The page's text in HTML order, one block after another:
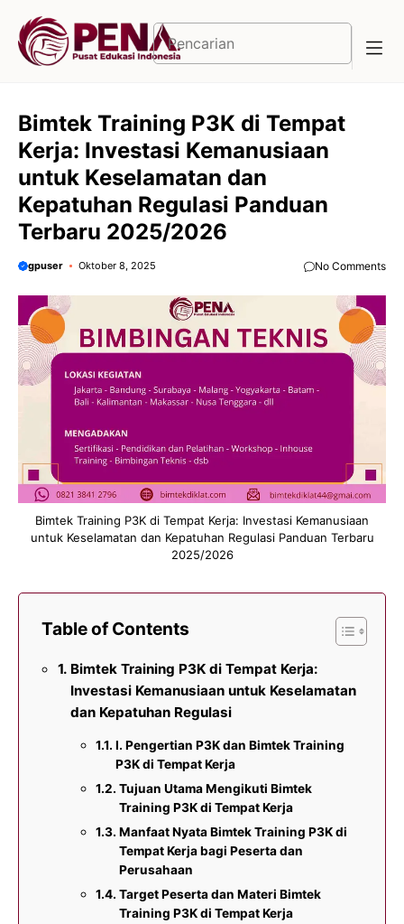
Cari
Bimtek Training P3K di Tempat
Kerja: Investasi Kemanusiaan
untuk Keselamatan dan
Kepatuhan Regulasi Panduan
Terbaru 2025/2026
gpuser Oktober 8, 2025 No Comments
Bimtek Training P3K di Tempat Kerja: Investasi Kemanusiaan
untuk Keselamatan dan Kepatuhan Regulasi Panduan Terbaru
2025/2026
Table of Contents
Bimtek Training P3K di Tempat Kerja:
Investasi Kemanusiaan untuk Keselamatan
dan Kepatuhan Regulasi
I. Pengertian P3K dan Bimtek Training
P3K di Tempat Kerja
Tujuan Utama Mengikuti Bimtek
Training P3K di Tempat Kerja
Manfaat Nyata Bimtek Training P3K di
Tempat Kerja bagi Peserta dan
Perusahaan
Target Peserta dan Materi Bimtek
Training P3K di Tempat Kerja